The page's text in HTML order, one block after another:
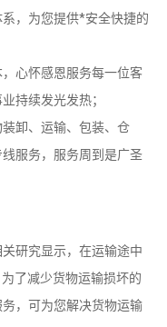
，为您提供*安全快捷的
心怀感恩服务每一位客
持续发光发热；
卸、运输、包装、仓
服务，服务周到是广圣
研究显示，在运输途中
了减少货物运输损坏的
，可为您解决货物运输